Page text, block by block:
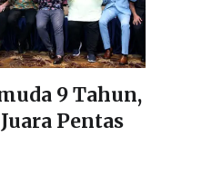
9 Tahun,
Pentas